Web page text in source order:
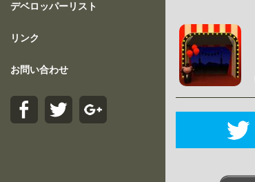
デベロッパーリスト
リンク
お問い合わせ